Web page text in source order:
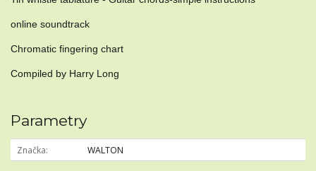
online soundtrack
Chromatic fingering chart
Compiled by Harry Long
Parametry
Značka WALTON